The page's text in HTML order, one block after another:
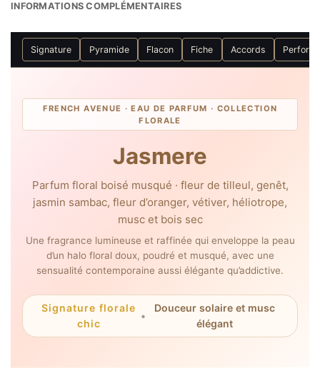
INFORMATIONS COMPLÉMENTAIRES
Signature Pyramide Flacon Fiche Accords
FRENCH AVENUE · EAU DE PARFUM · COLLECTION
FLORALE
Jasmere
Parfum floral boisé musqué · fleur de tilleul, genêt,
jasmin sambac, fleur d’oranger, vétiver, héliotrope,
musc et bois sec
Une fragrance lumineuse et raffinée qui enveloppe la peau
d’un halo floral doux, poudré et musqué, avec une
sensualité contemporaine aussi élégante qu’addictive.
Signature florale
chic
•
Douceur solaire et musc
élégant